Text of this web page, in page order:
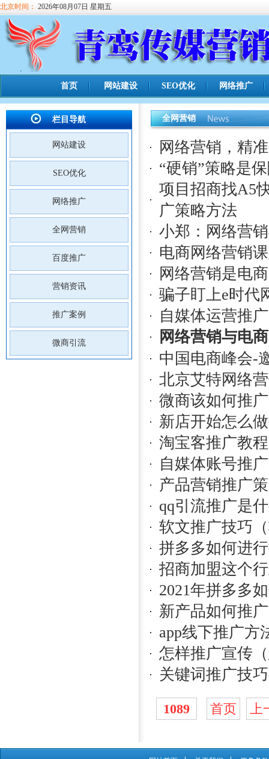
北京时间： 2026年08月07日 星期五
首页 网站建设 SEO优化 网络推广
栏目导航
网站建设
SEO优化
网络推广
全网营销
百度推广
营销资讯
推广案例
微商引流
全网营销
网络营销，精
“硬销”策略是
项目招商找A5
广策略方法
小郑：网络营
电商网络营销
网络营销是电
骗子盯上e时代
自媒体运营推
网络营销与电
中国电商峰会-
北京艾特网络
微商该如何推
新店开始怎么
淘宝客推广教
自媒体账号推
产品营销推广
qq引流推广是
软文推广技巧
拼多多如何进
招商加盟这个
2021年拼多多
新产品如何推
app线下推广方
怎样推广宣传
关键词推广技
1089 首页 上